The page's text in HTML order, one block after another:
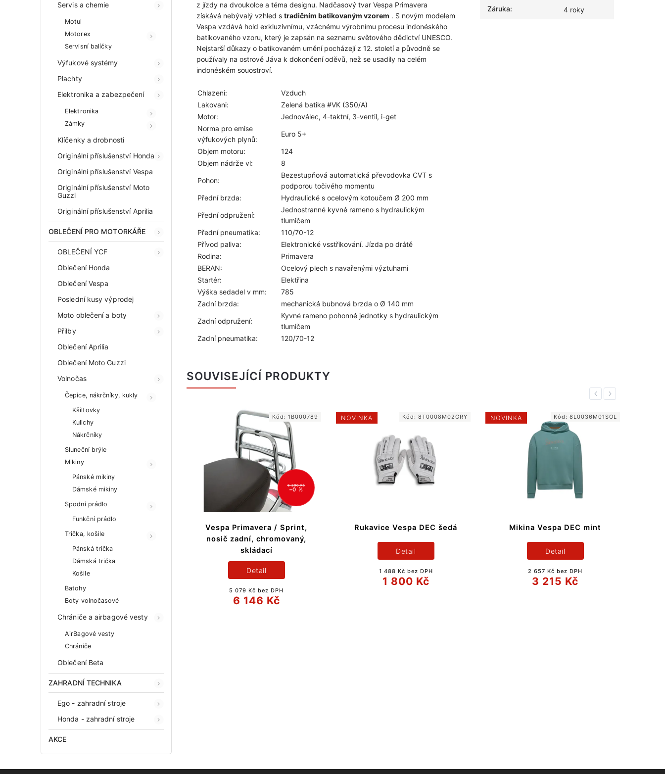
Servis a chemie
Motul
Motorex
Servisní balíčky
Výfukové systémy
Plachty
Elektronika a zabezpečení
Elektronika
Zámky
Klíčenky a drobnosti
Originální příslušenství Honda
Originální příslušenství Vespa
Originální příslušenství Moto
Guzzi
Originální příslušenství Aprilia
OBLEČENÍ PRO MOTORKÁŘE
OBLEČENÍ YCF
Oblečení Honda
Oblečení Vespa
Poslední kusy výprodej
Moto oblečení a boty
Přilby
Oblečení Aprilia
Oblečení Moto Guzzi
Volnočas
Čepice, nákrčníky, kukly
Kšiltovky
Kulichy
Nákrčníky
Sluneční brýle
Mikiny
Pánské mikiny
Dámské mikiny
Spodní prádlo
Funkční prádlo
Trička, košile
Pánská trička
Dámská trička
Košile
Batohy
Boty volnočasové
Chrániče a airbagové vesty
AirBagové vesty
Chrániče
Oblečení Beta
ZAHRADNÍ TECHNIKA
Ego - zahradní stroje
Honda - zahradní stroje
AKCE
z jízdy na dvoukolce a téma designu. Nadčasový tvar Vespa Primavera
získává nebývalý vzhled s tradičním batikovaným vzorem . S novým modelem
Vespa vzdává hold exkluzivnímu, vzácnému výrobnímu procesu indonéského
batikovaného vzoru, který je zapsán na seznamu světového dědictví UNESCO.
Nejstarší důkazy o batikovaném umění pocházejí z 12. století a původně se
používaly na ostrově Jáva k dokončení oděvů, než se usadily na celém
indonéském souostroví.
Chlazeni:
Vzduch
Lakovani:
Zelená batika #VK (350/A)
Motor:
Jednoválec, 4-taktní, 3-ventil, i-get
Norma pro emise
výfukových plynů:
Euro 5+
Objem motoru:
124
Objem nádrže vl:
8
Pohon:
Bezestupňová automatická převodovka CVT s
podporou točivého momentu
Přední brzda:
Hydraulické s ocelovým kotoučem Ø 200 mm
Přední odpružení:
Jednostranné kyvné rameno s hydraulickým
tlumičem
Přední pneumatika:
110/70-12
Přívod paliva:
Elektronické vsstřikování. Jízda po drátě
Rodina:
Primavera
BERAN:
Ocelový plech s navařenými výztuhami
Startér:
Elektřina
Výška sedadel v mm:
785
Zadní brzda:
mechanická bubnová brzda o Ø 140 mm
Zadní odpružení:
Kyvné rameno pohonné jednotky s hydraulickým
tlumičem
Zadní pneumatika:
120/70-12
Záruka: 4 roky
SOUVISEJÍCÍ PRODUKTY
Previous
SPORT, tónovaný
4 603 Kč
Detail
6 200 Kč
–0 %
Vespa Primavera / Sprint,
nosič zadní, chromovaný,
skládací
5 079 Kč bez DPH
6 146 Kč
Detail
Kód: 1B000789 NOVINKA
Rukavice Vespa DEC šedá
1 488 Kč bez DPH
1 800 Kč
Detail
Kód: 8T0008M02GRY NOVINKA
Mikina Vespa DEC mint
2 657 Kč bez DPH
3 215 Kč
Detail
Kód: 8L0036M01SOL
Next